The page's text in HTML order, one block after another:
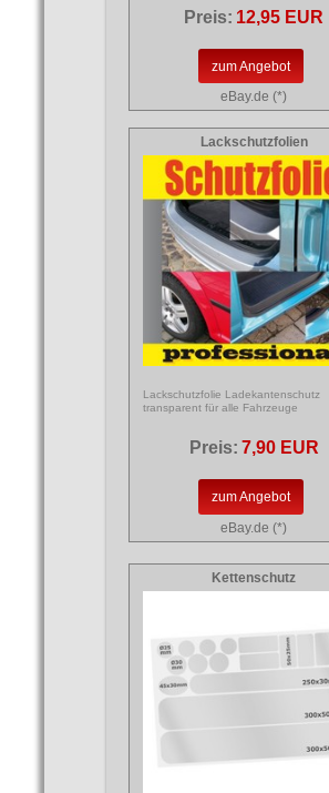
Preis: 12,95 EUR
zum Angebot
eBay.de (*)
Lackschutzfolien
Lackschutzfolie Ladekantenschutz
transparent für alle Fahrzeuge
Preis: 7,90 EUR
zum Angebot
eBay.de (*)
Kettenschutz